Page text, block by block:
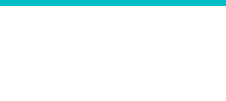
Skip